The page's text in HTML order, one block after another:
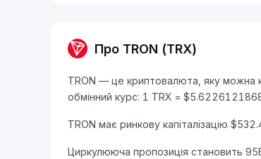
Про TRON (TRX)
TRON — це криптовалюта, яку можна
обмінний курс: 1 TRX =
TRON має ринкову капіталізацію
Циркулююча пропозиція становить